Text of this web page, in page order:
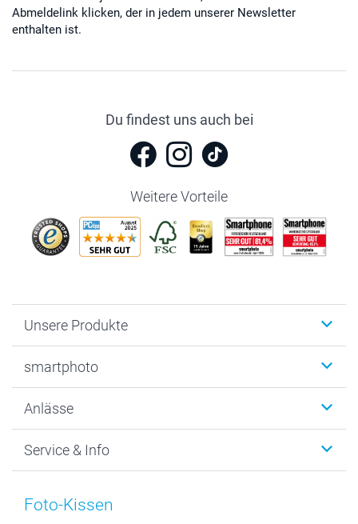
Abmeldelink klicken, der in jedem unserer Newsletter
enthalten ist.
Du findest uns auch bei
Weitere Vorteile
Unsere Produkte
Fotogeschenke
MyNameBook
Fotoabzüge, Fotos als Buch & Poster
Zubehör & Material
smartphoto
Warum smartphoto
Datenschutz
AGB
Anlässe
Neujahr
Muttertag
Service & Info
Anmelden /Registrieren
Foto-Kissen